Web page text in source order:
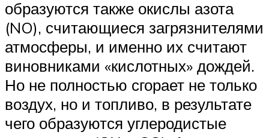
образуются также окислы азота
(NO), считающиеся загрязнителями
атмосферы, и именно их считают
виновниками «кислотных» дождей.
Но не полностью сгорает не только
воздух, но и топливо, в результате
чего образуются углеродистые